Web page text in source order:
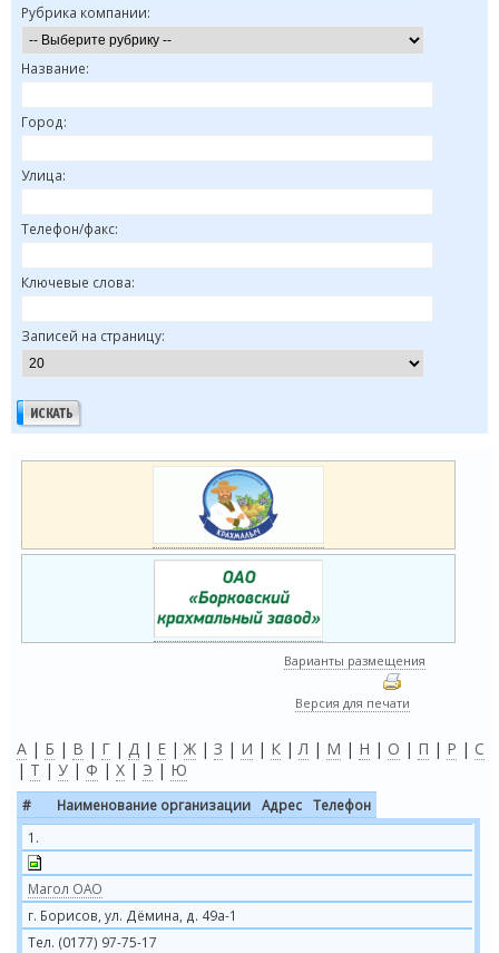
Рубрика компании:
Название:
Город:
Улица:
Телефон/факс:
Ключевые слова:
Записей на страницу:
Варианты размещения
Версия для печати
А | Б | В | Г | Д | Е | Ж | З | И | К |Л | М | Н | О | П | Р | С
| Т | У | Ф | Х | Э | Ю
# Наименование организации Адрес
Телефон
1.
Магол ОАО
г. Борисов, ул. Дёмина, д. 49а-1
Тел. (0177) 97-75-17